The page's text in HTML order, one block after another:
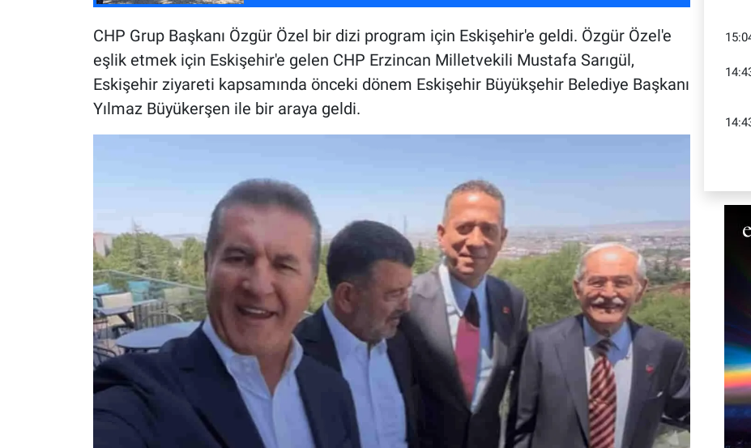
CHP Grup Başkanı Özgür Özel bir dizi program için Eskişehir'e geldi. Özgür Özel'e
eşlik etmek için Eskişehir'e gelen CHP Erzincan Milletvekili Mustafa Sarıgül,
Eskişehir ziyareti kapsamında önceki dönem Eskişehir Büyükşehir Belediye Başkanı
Yılmaz Büyükerşen ile bir araya geldi.